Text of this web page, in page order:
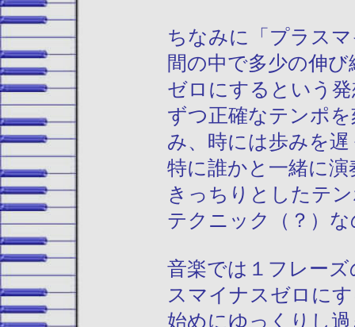
ちなみに「プラス
間の中で多少の伸
ゼロにするという
ずつ正確なテンポ
み、時には歩みを
特に誰かと一緒に
きっちりとしたテ
テクニック（？）
音楽では１フレー
スマイナスゼロに
始めにゆっくりし